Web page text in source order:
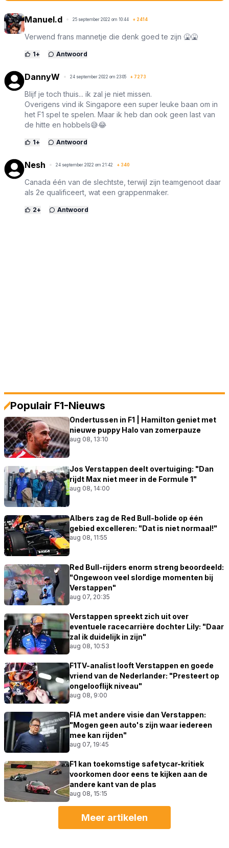
Manuel.d 25 september 2022 om 10:44 + 2414
Verwend frans mannetje die denk goed te zijn 🤮🤮
1+ Antwoord
DannyW 24 september 2022 om 23:05 + 7273
Blijf je toch thuis... ik zal je niet missen.
Overigens vind ik Singapore een super leuke baan om in
het F1 spel te spelen. Maar ik heb dan ook geen last van
de hitte en hobbels😅😂
1+ Antwoord
Nesh 24 september 2022 om 21:42 + 340
Canada één van de slechtste, terwijl zijn teamgenoot daar
als 2e qualificeert, wat een grappenmaker.
2+ Antwoord
Populair F1-Nieuws
Ondertussen in F1 | Hamilton geniet met
nieuwe puppy Halo van zomerpauze
aug 08, 13:10
Jos Verstappen deelt overtuiging: "Dan
rijdt Max niet meer in de Formule 1"
aug 08, 14:00
Albers zag de Red Bull-bolide op één
gebied excelleren: "Dat is niet normaal!"
aug 08, 11:55
Red Bull-rijders enorm streng beoordeeld:
"Ongewoon veel slordige momenten bij
Verstappen"
aug 07, 20:35
Verstappen spreekt zich uit over
eventuele racecarrière dochter Lily: "Daar
zal ik duidelijk in zijn"
aug 08, 10:53
F1TV-analist looft Verstappen en goede
vriend van de Nederlander: "Presteert op
ongelooflijk niveau"
aug 08, 9:00
FIA met andere visie dan Verstappen:
"Mogen geen auto's zijn waar iedereen
mee kan rijden"
aug 07, 19:45
F1 kan toekomstige safetycar-kritiek
voorkomen door eens te kijken aan de
andere kant van de plas
aug 08, 15:15
Meer artikelen